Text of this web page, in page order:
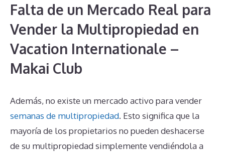
Falta de un Mercado Real para
Vender la Multipropiedad en
Vacation Internationale –
Makai Club
Además, no existe un mercado activo para vender
semanas de multipropiedad. Esto significa que la
mayoría de los propietarios no pueden deshacerse
de su multipropiedad simplemente vendiéndola a